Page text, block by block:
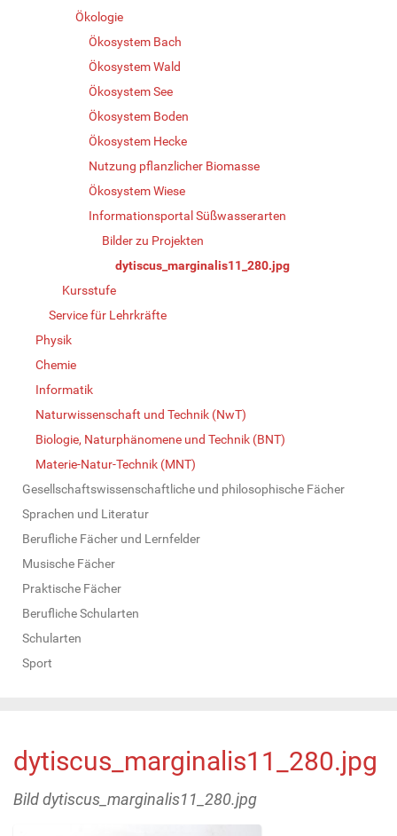
Ökologie
Ökosystem Bach
Ökosystem Wald
Ökosystem See
Ökosystem Boden
Ökosystem Hecke
Nutzung pflanzlicher Biomasse
Ökosystem Wiese
Informationsportal Süßwasserarten
Bilder zu Projekten
dytiscus_marginalis11_280.jpg
Kursstufe
Service für Lehrkräfte
Physik
Chemie
Informatik
Naturwissenschaft und Technik (NwT)
Biologie, Naturphänomene und Technik (BNT)
Materie-Natur-Technik (MNT)
Gesellschaftswissenschaftliche und philosophische Fächer
Sprachen und Literatur
Berufliche Fächer und Lernfelder
Musische Fächer
Praktische Fächer
Berufliche Schularten
Schularten
Sport
dytiscus_marginalis11_280.jpg
Bild dytiscus_marginalis11_280.jpg